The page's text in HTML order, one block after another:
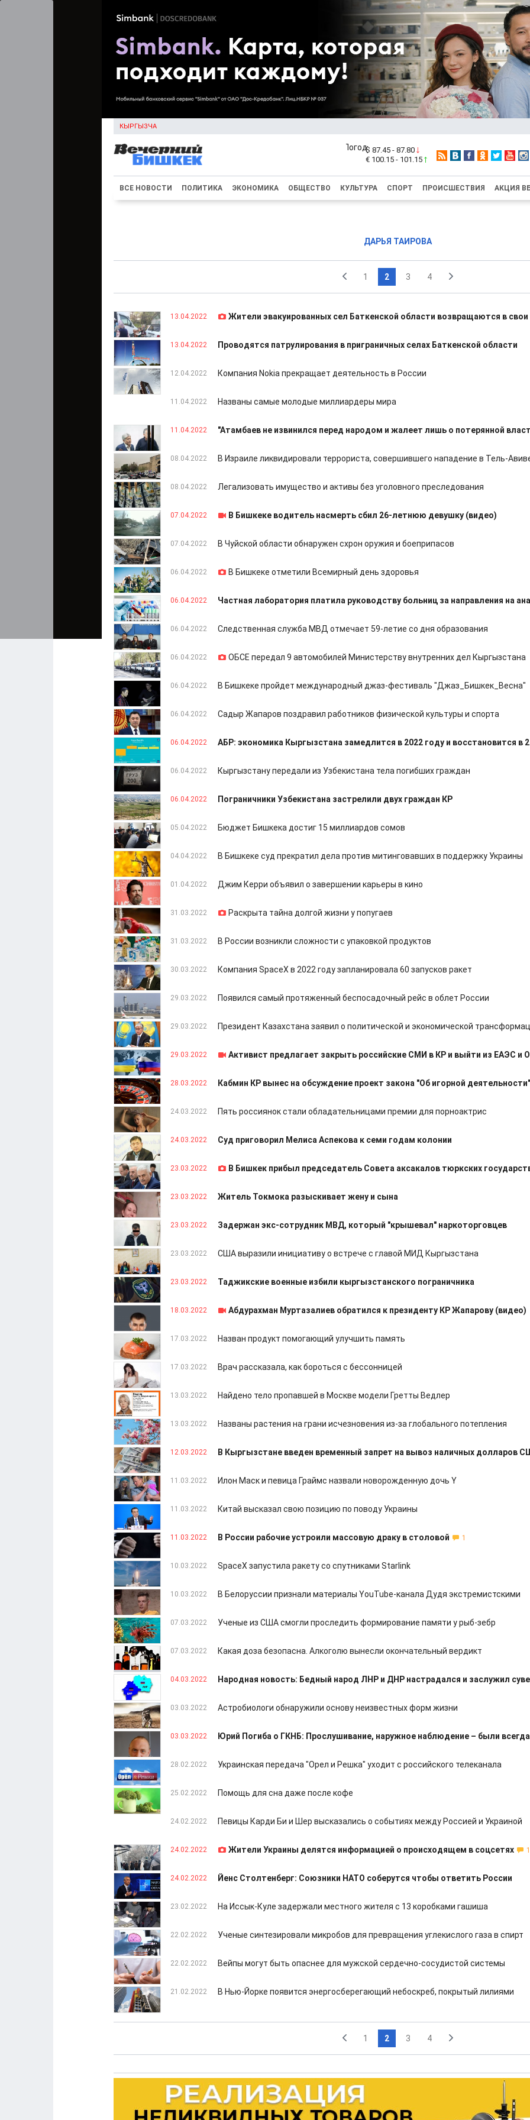
КЫРГЫЗЧА
$ 87.45 - 87.80
€ 100.15 - 101.15
ВСЕ НОВОСТИ ПОЛИТИКА ЭКОНОМИКА ОБЩЕСТВО КУЛЬТУРА СПОРТ ПРОИСШЕСТВИЯ АКЦИЯ
ДАРЬЯ ТАИРОВА
1 2 3 4
13.04.2022 Жители эвакуированных сел Баткенской области возвращаются в
13.04.2022 Проводятся патрулирования в приграничных селах Баткенской области
12.04.2022 Компания Nokia прекращает деятельность в России
11.04.2022 Названы самые молодые миллиардеры мира
11.04.2022 "Атамбаев не извинился перед народом и жалеет лишь о потерянной
08.04.2022 В Израиле ликвидировали террориста, совершившего нападение в Тель-
08.04.2022 Легализовать имущество и активы без уголовного преследования
07.04.2022 В Бишкеке водитель насмерть сбил 26-летнюю девушку (видео)
07.04.2022 В Чуйской области обнаружен схрон оружия и боеприпасов
06.04.2022 В Бишкеке отметили Всемирный день здоровья
06.04.2022 Частная лаборатория платила руководству больниц за направления на
06.04.2022 Следственная служба МВД отмечает 59-летие со дня образования
06.04.2022 ОБСЕ передал 9 автомобилей Министерству внутренних дел Кыргызстана
06.04.2022 В Бишкеке пройдет международный джаз-фестиваль "Джаз_Бишкек_Весна"
06.04.2022 Садыр Жапаров поздравил работников физической культуры и спорта
06.04.2022 АБР: экономика Кыргызстана замедлится в 2022 году и восстановится в
06.04.2022 Кыргызстану передали из Узбекистана тела погибших граждан
06.04.2022 Пограничники Узбекистана застрелили двух граждан КР
05.04.2022 Бюджет Бишкека достиг 15 миллиардов сомов
04.04.2022 В Бишкеке суд прекратил дела против митинговавших в поддержку Украины
01.04.2022 Джим Керри объявил о завершении карьеры в кино
31.03.2022 Раскрыта тайна долгой жизни у попугаев
31.03.2022 В России возникли сложности с упаковкой продуктов
30.03.2022 Компания SpaceX в 2022 году запланировала 60 запусков ракет
29.03.2022 Появился самый протяженный беспосадочный рейс в облет России
29.03.2022 Президент Казахстана заявил о политической и экономической
29.03.2022 Активист предлагает закрыть российские СМИ в КР и выйти из ЕАЭС и
28.03.2022 Кабмин КР вынес на обсуждение проект закона "Об игорной деятельности"
24.03.2022 Пять россиянок стали обладательницами премии для порноактрис
24.03.2022 Суд приговорил Мелиса Аспекова к семи годам колонии
23.03.2022 В Бишкек прибыл председатель Совета аксакалов тюркских
23.03.2022 Житель Токмока разыскивает жену и сына
23.03.2022 Задержан экс-сотрудник МВД, который "крышевал" наркоторговцев
23.03.2022 США выразили инициативу о встрече с главой МИД Кыргызстана
23.03.2022 Таджикские военные избили кыргызстанского пограничника
18.03.2022 Абдурахман Муртазалиев обратился к президенту КР Жапарову (видео)
17.03.2022 Назван продукт помогающий улучшить память
17.03.2022 Врач рассказала, как бороться с бессонницей
13.03.2022 Найдено тело пропавшей в Москве модели Гретты Ведлер
13.03.2022 Названы растения на грани исчезновения из-за глобального потепления
12.03.2022 В Кыргызстане введен временный запрет на вывоз наличных долларов
11.03.2022 Илон Маск и певица Граймс назвали новорожденную дочь Y
11.03.2022 Китай высказал свою позицию по поводу Украины
11.03.2022 В России рабочие устроили массовую драку в столовой 1
10.03.2022 SpaceX запустила ракету со спутниками Starlink
10.03.2022 В Белоруссии признали материалы YouTube-канала Дудя экстремистскими
07.03.2022 Ученые из США смогли проследить формирование памяти у рыб-зебр
07.03.2022 Какая доза безопасна. Алкоголю вынесли окончательный вердикт
04.03.2022 Народная новость: Бедный народ ЛНР и ДНР настрадался и заслужил
03.03.2022 Астробиологи обнаружили основу неизвестных форм жизни
03.03.2022 Юрий Погиба о ГКНБ: Прослушивание, наружное наблюдение – были всегда
28.02.2022 Украинская передача "Орел и Решка" уходит с российского телеканала
25.02.2022 Помощь для сна даже после кофе
24.02.2022 Певицы Карди Би и Шер высказались о событиях между Россией и Украиной
24.02.2022 Жители Украины делятся информацией о происходящем в соцсетях 1
24.02.2022 Йенс Столтенберг: Союзники НАТО соберутся чтобы ответить России
23.02.2022 На Иссык-Куле задержали местного жителя с 13 коробками гашиша
22.02.2022 Ученые синтезировали микробов для превращения углекислого газа в спирт
22.02.2022 Вейпы могут быть опаснее для мужской сердечно-сосудистой системы
21.02.2022 В Нью-Йорке появится энергосберегающий небоскреб, покрытый лилиями
1 2 3 4